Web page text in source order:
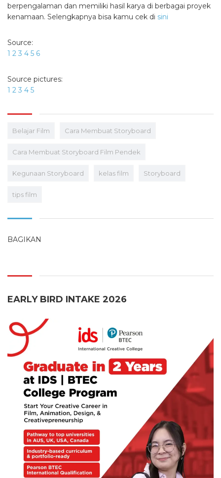
berpengalaman dan memiliki hasil karya di berbagai proyek
kenamaan. Selengkapnya bisa kamu cek di sini
Source:
1 2 3 4 5 6
Source pictures:
1 2 3 4 5
Belajar Film Cara Membuat Storyboard
Cara Membuat Storyboard Film Pendek
Kegunaan Storyboard kelas film Storyboard
tips film
BAGIKAN
EARLY BIRD INTAKE 2026